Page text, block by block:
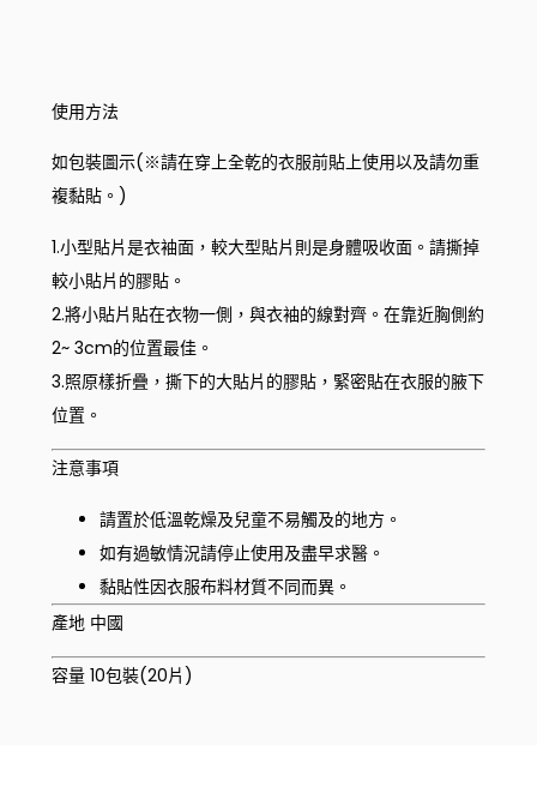
使用方法
如包裝圖示(※請在穿上全乾的衣服前貼上使用以及請勿重
複黏貼。)
1.小型貼片是衣袖面，較大型貼片則是身體吸收面。請撕掉
較小貼片的膠貼。
2.將小貼片貼在衣物一側，與衣袖的線對齊。在靠近胸側約
2~ 3cm的位置最佳。
3.照原樣折疊，撕下的大貼片的膠貼，緊密貼在衣服的腋下
位置。
注意事項
請置於低溫乾燥及兒童不易觸及的地方。
如有過敏情況請停止使用及盡早求醫。
黏貼性因衣服布料材質不同而異。
產地 中國
容量 10包裝(20片)